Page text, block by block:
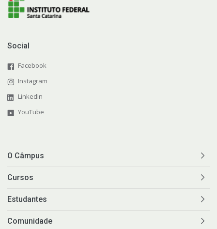
Social
Facebook
Instagram
LinkedIn
YouTube
O Câmpus
Cursos
Estudantes
Comunidade